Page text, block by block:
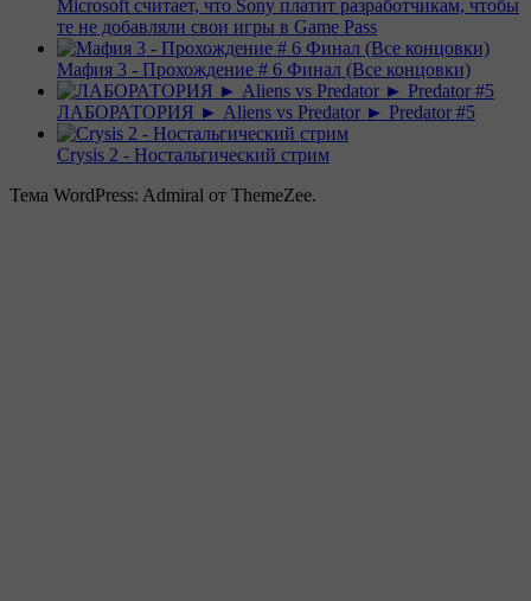
Microsoft считает, что Sony платит разработчикам, чтобы
те не добавляли свои игры в Game Pass
Мафия 3 - Прохождение # 6 Финал (Все концовки)
ЛАБОРАТОРИЯ ► Aliens vs Predator ► Predator #5
Crysis 2 - Ностальгический стрим
Тема WordPress: Admiral от ThemeZee.